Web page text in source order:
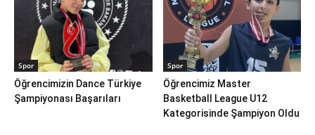
Spor
Öğrencimizin Dance Türkiye
Şampiyonası Başarıları
Spor
Öğrencimiz Master
Basketball League U12
Kategorisinde Şampiyon Oldu